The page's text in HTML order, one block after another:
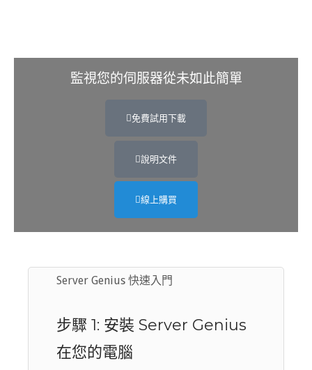
監視您的伺服器從未如此簡單
免費試用下載
說明文件
線上購買
Server Genius 快速入門
步驟 1: 安裝 Server Genius
在您的電腦